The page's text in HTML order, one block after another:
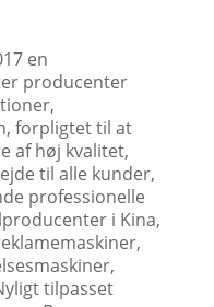
en
producenter
forpligtet til at
af høj kvalitet,
til alle kunder,
professionelle
i Kina,
tilpasset